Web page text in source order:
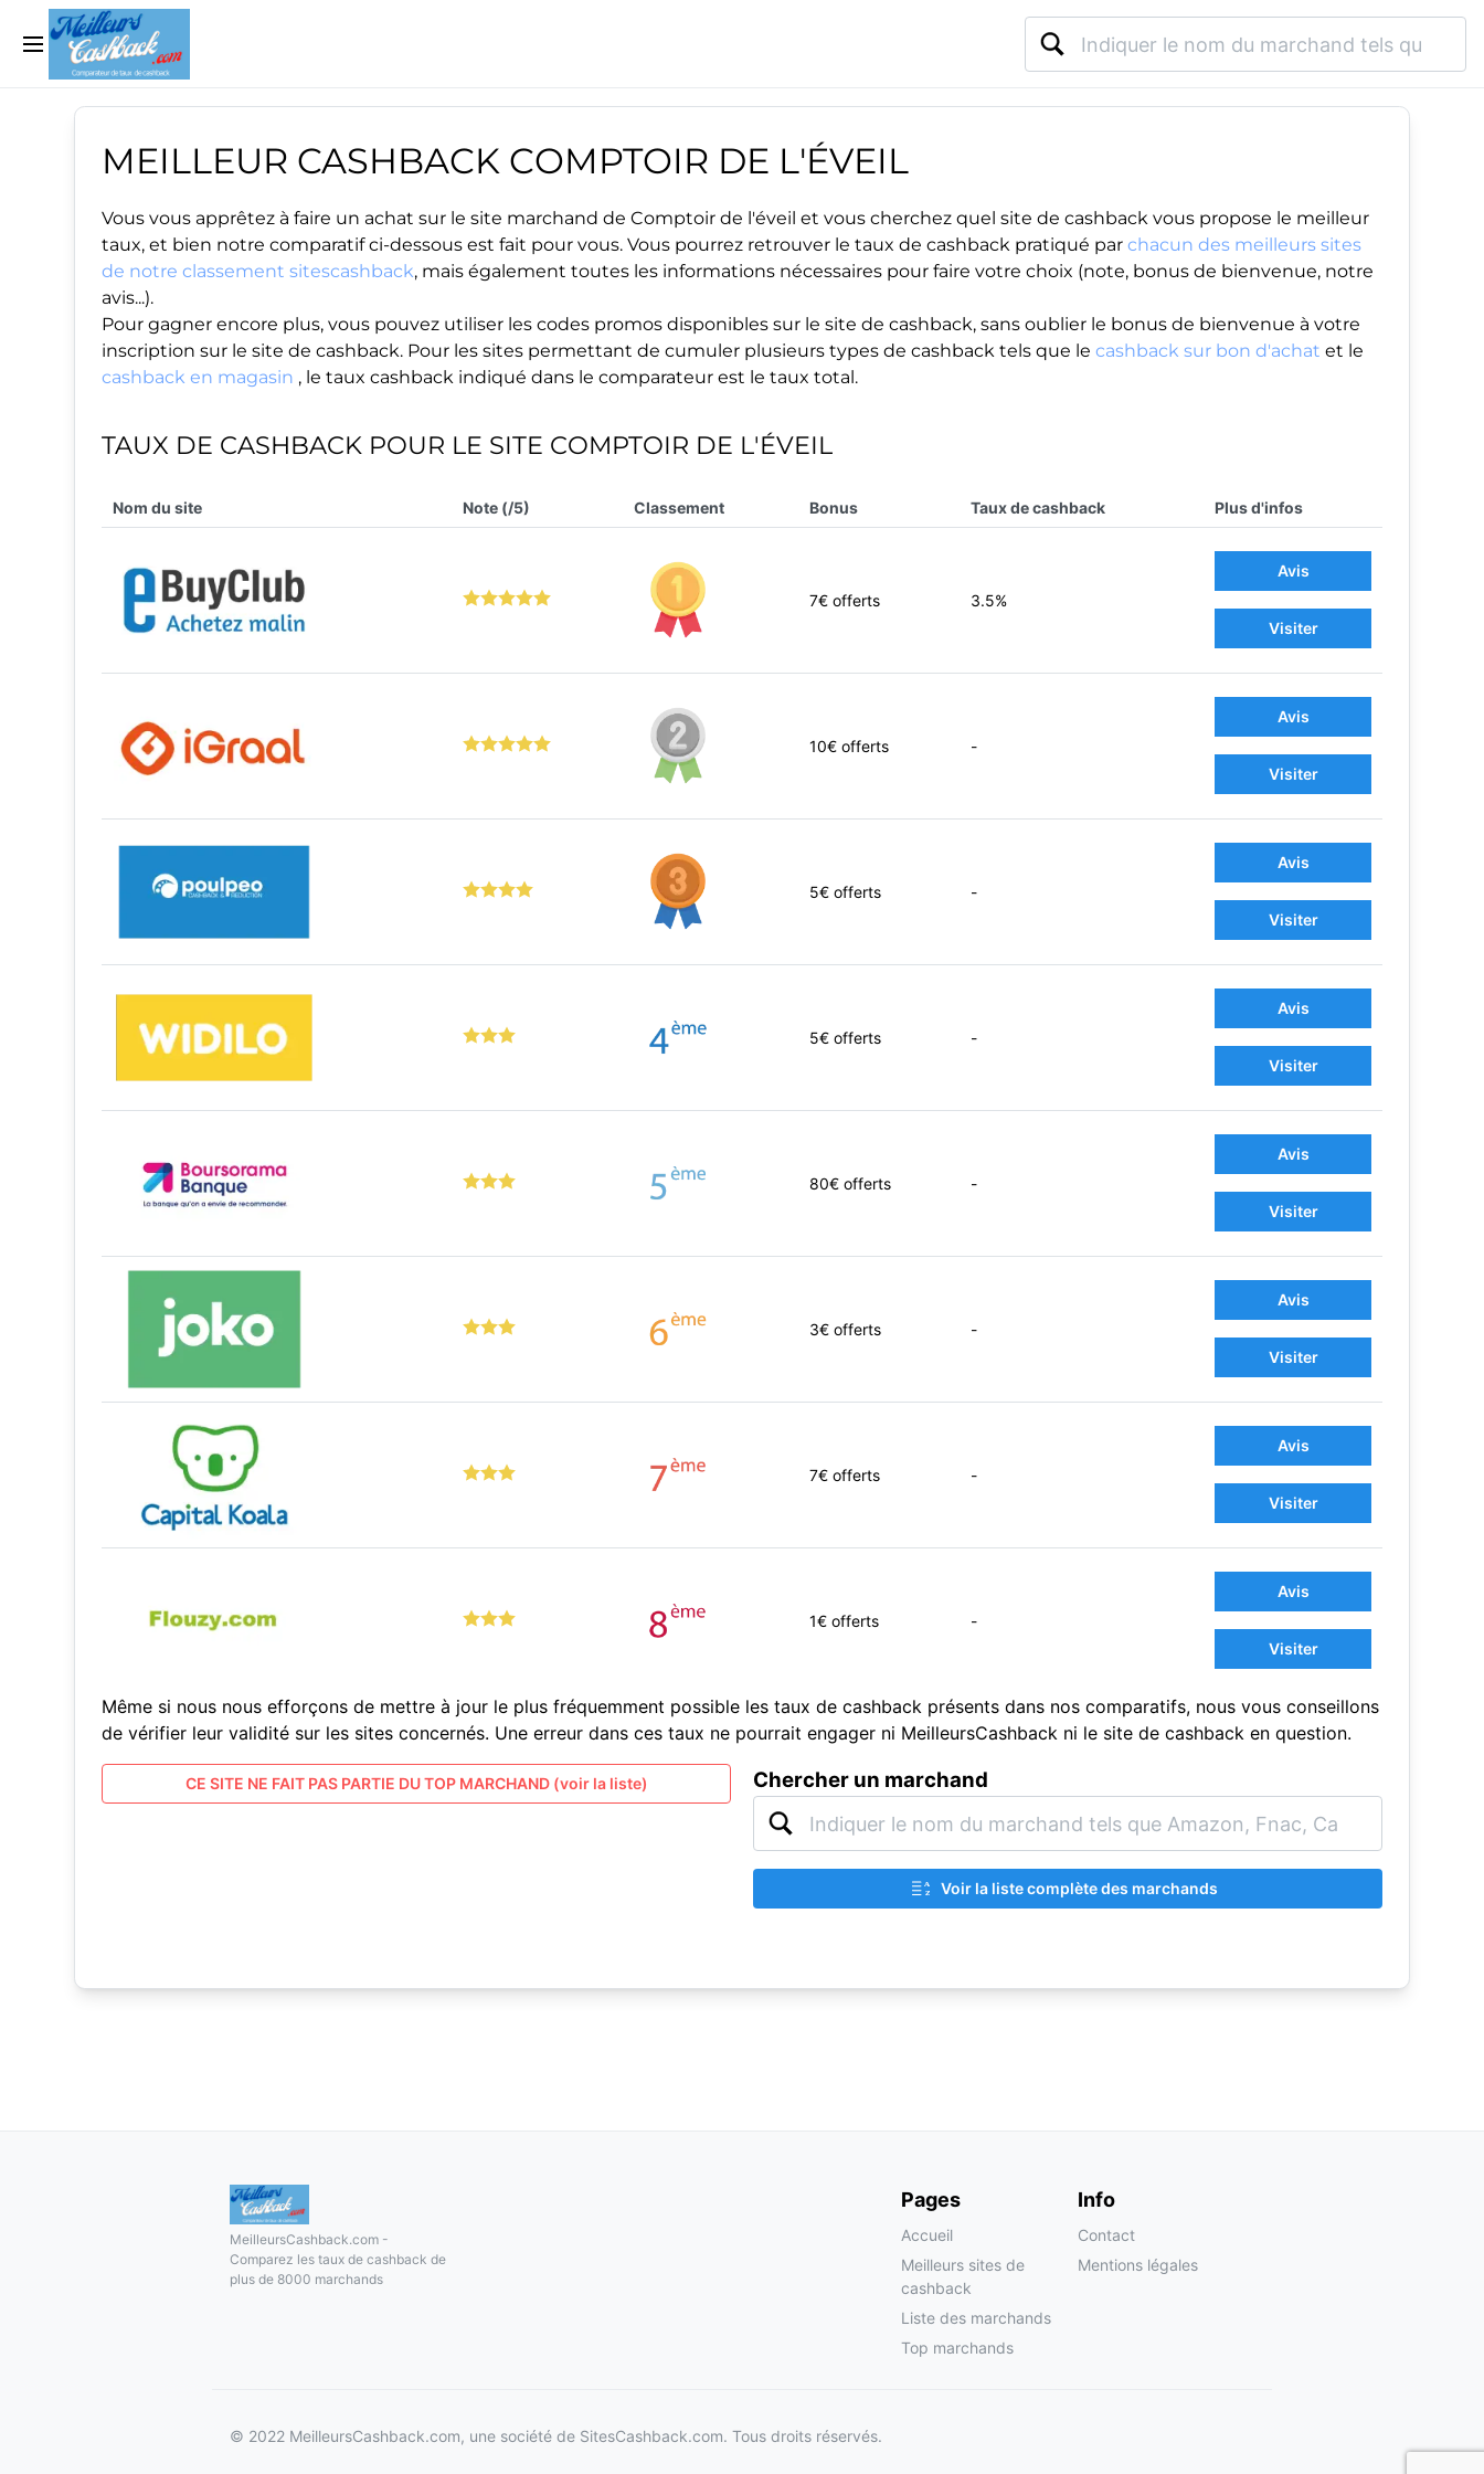
MEILLEUR CASHBACK COMPTOIR DE L'ÉVEIL
Vous vous apprêtez à faire un achat sur le site marchand de Comptoir de l'éveil et vous cherchez quel site de cashback vous propose le meilleur
taux, et bien notre comparatif ci-dessous est fait pour vous. Vous pourrez retrouver le taux de cashback pratiqué par chacun des meilleurs sites
de notre classement sitescashback, mais également toutes les informations nécessaires pour faire votre choix (note, bonus de bienvenue, notre
avis...).
Pour gagner encore plus, vous pouvez utiliser les codes promos disponibles sur le site de cashback, sans oublier le bonus de bienvenue à votre
inscription sur le site de cashback. Pour les sites permettant de cumuler plusieurs types de cashback tels que le cashback sur bon d'achat et le
cashback en magasin , le taux cashback indiqué dans le comparateur est le taux total.
TAUX DE CASHBACK POUR LE SITE COMPTOIR DE L'ÉVEIL
Nom du site Note (/5) Classement Bonus Taux de cashback Plus d'infos
7€ offerts 3.5%
Avis
Visiter
10€ offerts -
Avis
Visiter
5€ offerts -
Avis
Visiter
5€ offerts -
Avis
Visiter
80€ offerts -
Avis
Visiter
3€ offerts -
Avis
Visiter
7€ offerts -
Avis
Visiter
1€ offerts -
Avis
Visiter
Même si nous nous efforçons de mettre à jour le plus fréquemment possible les taux de cashback présents dans nos comparatifs, nous vous conseillons
de vérifier leur validité sur les sites concernés. Une erreur dans ces taux ne pourrait engager ni MeilleursCashback ni le site de cashback en question.
CE SITE NE FAIT PAS PARTIE DU TOP MARCHAND (voir la liste) Chercher un marchand
A
Z
Voir la liste complète des marchands
MeilleursCashback.com -
Comparez les taux de cashback de
plus de 8000 marchands
Pages
Accueil
Meilleurs sites de
cashback
Liste des marchands
Top marchands
Info
Contact
Mentions légales
© 2022 MeilleursCashback.com, une société de SitesCashback.com. Tous droits réservés.